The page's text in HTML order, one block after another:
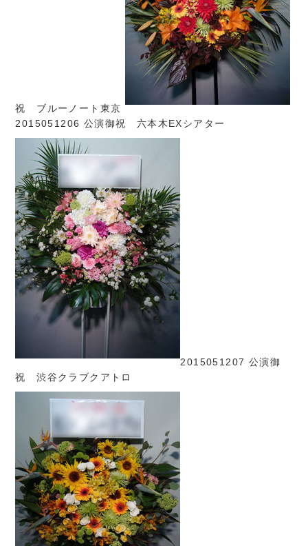
祝 ブルーノート東京
2015051206 公演御祝 六本木EXシアター
2015051207 公演御
祝 渋谷クラブクアトロ